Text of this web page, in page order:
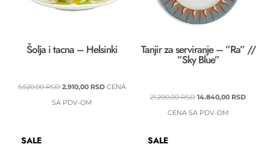
Šolja i tacna – Helsinki
5.520,00RSD ORIGINALNA
CENA
2.910,00 RSDTRENUTNA
CENA
SA PDV-OM
Tanjir za serviranje – ”Ra” //
”Sky Blue”
21.200,00RSDORIGINALNA
CENA
14.840,00 RSD
CENA SA PDV-OM
SALE SALE